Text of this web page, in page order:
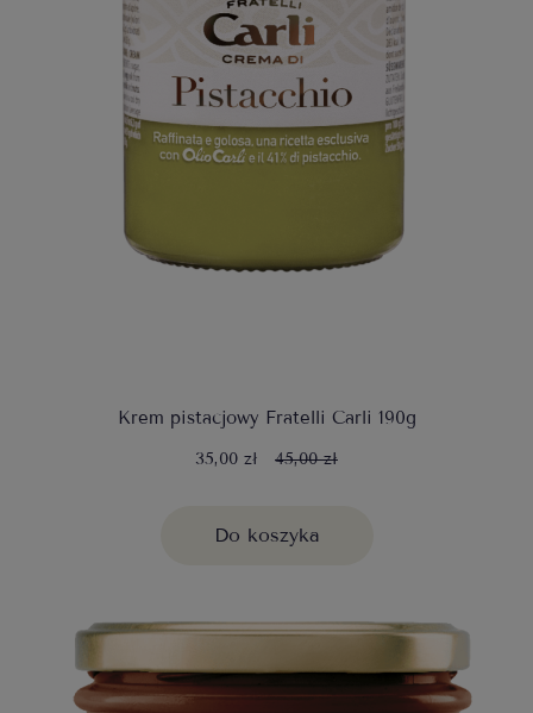
Krem pistacjowy Fratelli Carli 190g
35,00 zł 45,00 zł
Do koszyka